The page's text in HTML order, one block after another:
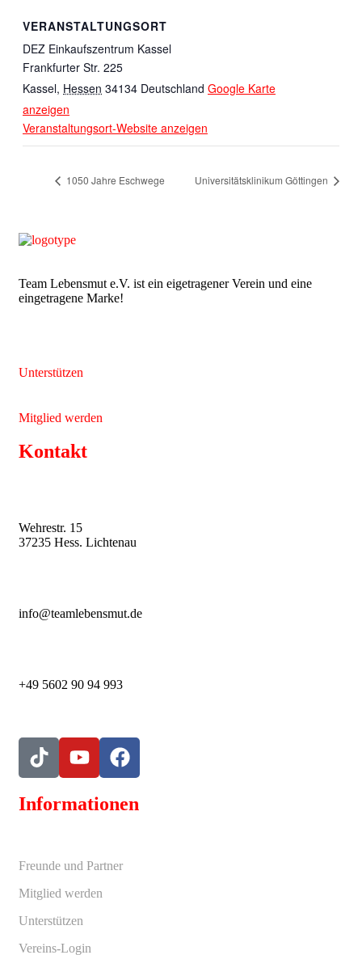
VERANSTALTUNGSORT
DEZ Einkaufszentrum Kassel
Frankfurter Str. 225
Kassel, Hessen 34134 Deutschland Google Karte
anzeigen
Veranstaltungsort-Website anzeigen
1050 Jahre Eschwege Universitätsklinikum Göttingen
Team Lebensmut e.V. ist ein eigetragener Verein und eine
eingetragene Marke!
Unterstützen
Mitglied werden
Kontakt
Wehrestr. 15
37235 Hess. Lichtenau
info@teamlebensmut.de
+49 5602 90 94 993
Informationen
Freunde und Partner
Mitglied werden
Unterstützen
Vereins-Login